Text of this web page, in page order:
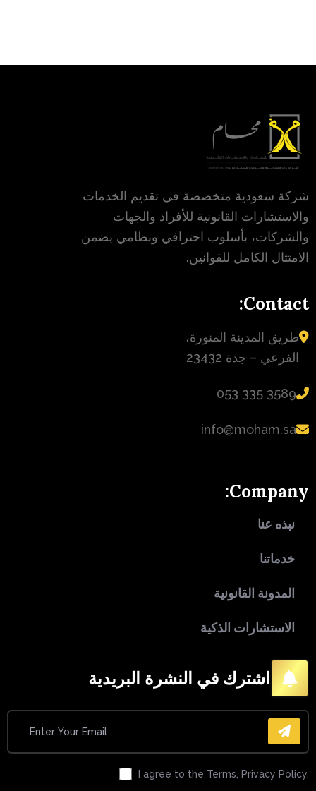
شركة سعودية متخصصة في تقديم الخدمات
والاستشارات القانونية للأفراد والجهات
والشركات، بأسلوب احترافي ونظامي يضمن
الامتثال الكامل للقوانين.
Contact:
طريق المدينة المنورة،
الفرعي – جدة 23432
‪053 335 3589‬
info@moham.sa
Company:
نبذه عنا
خدماتنا
المدونة القانونية
الاستشارات الذكية
اشترك في النشرة البريدية
I agree to the Terms, Privacy Policy.